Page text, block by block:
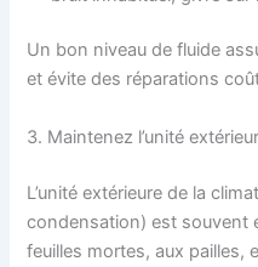
Un bon niveau de fluide
et évite des réparations
3. Maintenez l’unité
L’unité extérieure de la
condensation) est souvent
feuilles mortes, aux pailles,